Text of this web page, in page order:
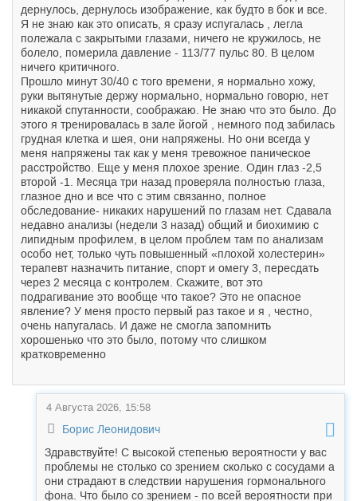
дернулось, дернулось изображение, как будто в бок и все.
Я не знаю как это описать, я сразу испугалась , легла
полежала с закрытыми глазами, ничего не кружилось, не
болело, померила давление - 113/77 пульс 80. В целом
ничего критичного.
Прошло минут 30/40 с того времени, я нормально хожу,
руки вытянутые держу нормально, нормально говорю, нет
никакой спутанности, соображаю. Не знаю что это было. До
этого я тренировалась в зале йогой , немного под забилась
грудная клетка и шея, они напряжены. Но они всегда у
меня напряжены так как у меня тревожное паническое
расстройство. Еще у меня плохое зрение. Один глаз -2,5
второй -1. Месяца три назад проверяла полностью глаза,
глазное дно и все что с этим связанно, полное
обследование- никаких нарушений по глазам нет. Сдавала
недавно анализы (недели 3 назад) общий и биохимию с
липидным профилем, в целом проблем там по анализам
особо нет, только чуть повышенный «плохой холестерин»
терапевт назначить питание, спорт и омегу 3, пересдать
через 2 месяца с контролем. Скажите, вот это
подрагивание это вообще что такое? Это не опасное
явление? У меня просто первый раз такое и я , честно,
очень напугалась. И даже не смогла запомнить
хорошенько что это было, потому что слишком
кратковременно
4 Августа 2026, 15:58
Борис Леонидович
Здравствуйте! С высокой степенью вероятности у вас
проблемы не столько со зрением сколько с сосудами а
они страдают в следствии нарушения гормонального
фона. Что было со зрением - по всей вероятности при